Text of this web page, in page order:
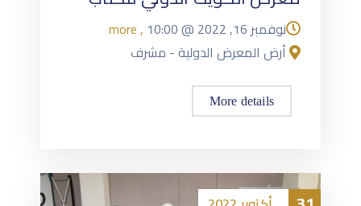
نوفمبر 16, 2022 @
10:00
, more
أرض المعرض الدولية - مشرف
More details